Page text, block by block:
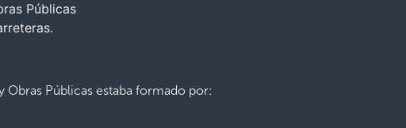
Públicas
Obras Públicas estaba formado por: